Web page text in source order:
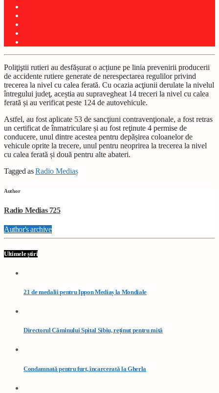
Poliţiştii rutieri au desfășurat o acțiune pe linia prevenirii producerii
de accidente rutiere generate de nerespectarea regulilor privind
trecerea la nivel cu calea ferată. Cu ocazia acţiunii derulate la nivelul
întregului judeţ, aceștia au supravegheat 14 treceri la nivel cu calea
ferată și au verificat peste 124 de autovehicule.
Astfel, au fost aplicate 53 de sancţiuni contravenţionale, a fost retras
un certificat de înmatriculare și au fost reţinute 4 permise de
conducere, unul dintre acestea pentru depășirea coloanelor de
vehicule oprite la trecere, unul pentru neoprirea la trecerea la nivel
cu calea ferată și două pentru alte abateri.
Tagged asRadio Mediaș
Author
Radio Medias 725
Author's archive
Ultimele știri
21 de medalii pentru Ippon Mediaș la Mondiale
Directorul Căminului Spital Sibiu, reținut pentru mită
Condamnată pentru furt, încarcerată la Gherla